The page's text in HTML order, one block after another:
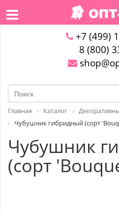
+7 (499)
8 (800)
Главная Каталог
Чубушник гибридный (сорт
Чубушник
(сорт